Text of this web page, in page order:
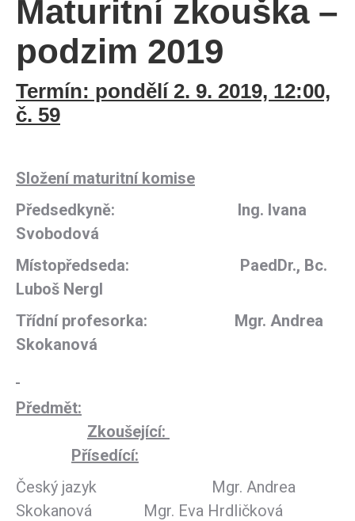
Maturitní zkouška –
podzim 2019
Termín: pondělí 2. 9. 2019, 12:00,
č. 59
Složení maturitní komise
Předsedkyně: Ing. Ivana
Svobodová
Místopředseda:
PaedDr., Bc.
Luboš Nergl
Třídní profesorka: Mgr. Andrea
Skokanová
Předmět:
Zkoušející:
Přísedící:
Český jazyk Mgr. Andrea
Skokanová Mgr. Eva Hrdličková